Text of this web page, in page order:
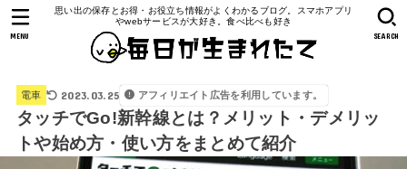
思い出の保存とお得・お役立ち情報がよくわかるブログ。スマホアプリ
やwebサービスが大好き。食べ比べも好き
SEARCH
MENU
電車 2023.03.25 アフィリエイト広告を利用しています。
タッチでGo!新幹線とは？メリット・デメリッ
トや始め方・使い方をまとめて紹介